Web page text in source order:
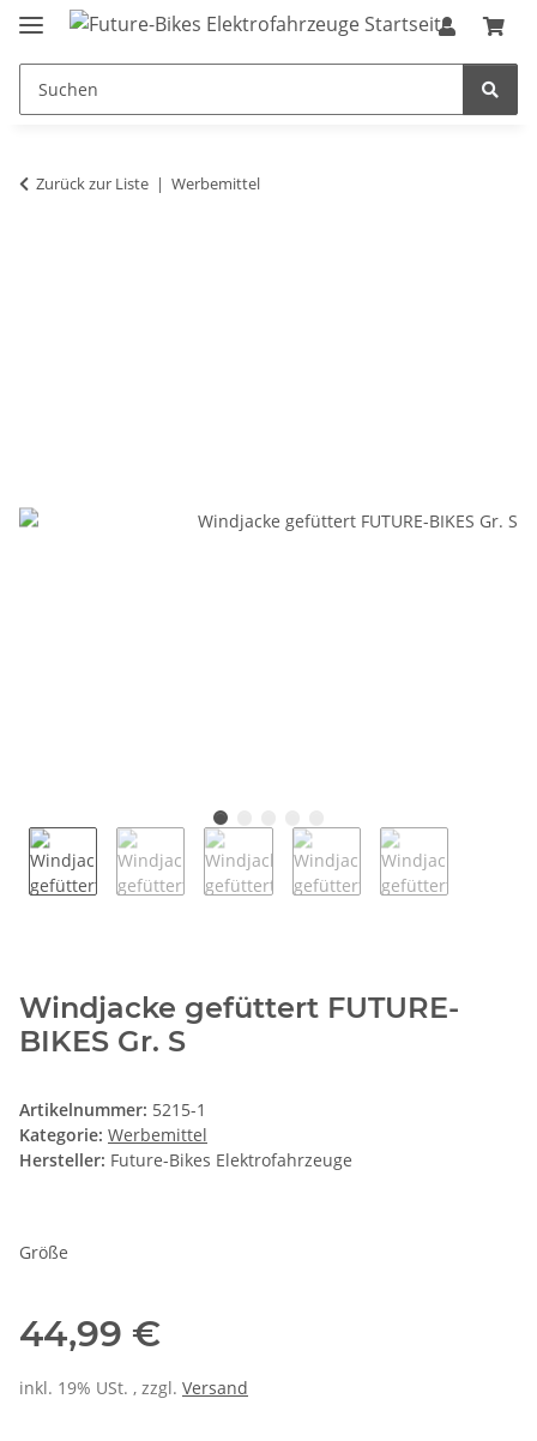
Zurück zur Liste Werbemittel
Windjacke gefüttert FUTURE-
BIKES Gr. S
Artikelnummer: 5215-1
Kategorie: Werbemittel
Hersteller: Future-Bikes Elektrofahrzeuge
Größe
44,99 €
inkl. 19% USt. , zzgl. Versand